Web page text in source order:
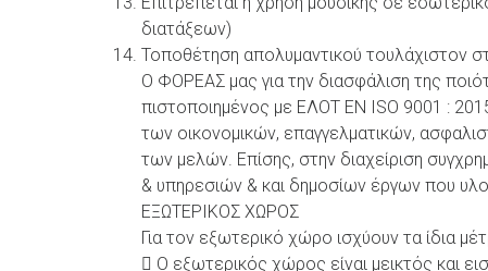
διατάξεων)
Τοποθέτηση απολυμαντικού τουλάχιστον
Ο ΦΟΡΕΑΣ μας για την διασφάλιση της
πιστοποιημένος με ΕΛΟΤ ΕΝ ISO 9001 :
των οικονομικών, επαγγελματικών,
των μελών. Επίσης, στην διαχείριση
& υπηρεσιών & και δημοσίων έργων που
ΕΞΩΤΕΡΙΚΟΣ ΧΩΡΟΣ
Για τον εξωτερικό χώρο ισχύουν τα ίδια
 Ο εξωτερικός χώρος είναι μεικτός και